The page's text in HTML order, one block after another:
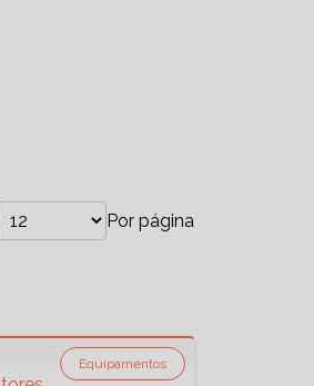
Por página
Equipamentos